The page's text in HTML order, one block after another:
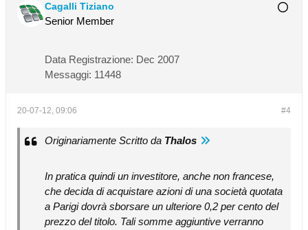
Cagalli Tiziano
Senior Member
Data Registrazione: Dec 2007
Messaggi: 11448
#4
20-07-12, 09:06
Originariamente Scritto da Thalos
In pratica quindi un investitore, anche non francese,
che decida di acquistare azioni di una società quotata
a Parigi dovrà sborsare un ulteriore 0,2 per cento del
prezzo del titolo. Tali somme aggiuntive verranno